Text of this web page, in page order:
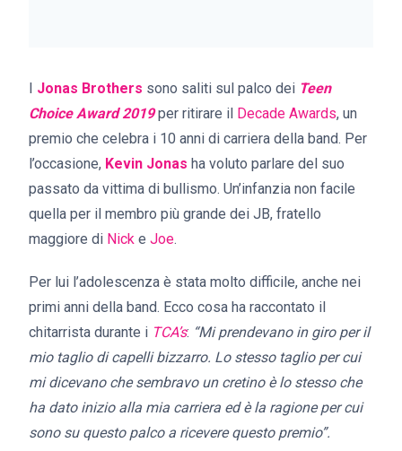
I Jonas Brothers sono saliti sul palco dei Teen
Choice Award 2019 per ritirare il Decade Awards, un
premio che celebra i 10 anni di carriera della band. Per
l’occasione, Kevin Jonas ha voluto parlare del suo
passato da vittima di bullismo. Un’infanzia non facile
quella per il membro più grande dei JB, fratello
maggiore di Nick e Joe.
Per lui l’adolescenza è stata molto difficile, anche nei
primi anni della band. Ecco cosa ha raccontato il
chitarrista durante i TCA’s: “Mi prendevano in giro per il
mio taglio di capelli bizzarro. Lo stesso taglio per cui
mi dicevano che sembravo un cretino è lo stesso che
ha dato inizio alla mia carriera ed è la ragione per cui
sono su questo palco a ricevere questo premio”.